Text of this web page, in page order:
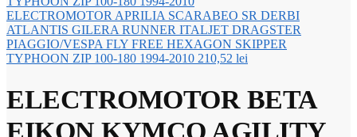
ELECTROMOTOR APRILIA SCARABEO SR DERBI
ATLANTIS GILERA RUNNER ITALJET DRAGSTER
PIAGGIO/VESPA FLY FREE HEXAGON SKIPPER
TYPHOON ZIP 100-180 1994-2010 210,52 lei
ELECTROMOTOR BETA
EIKON KYMCO AGILITY